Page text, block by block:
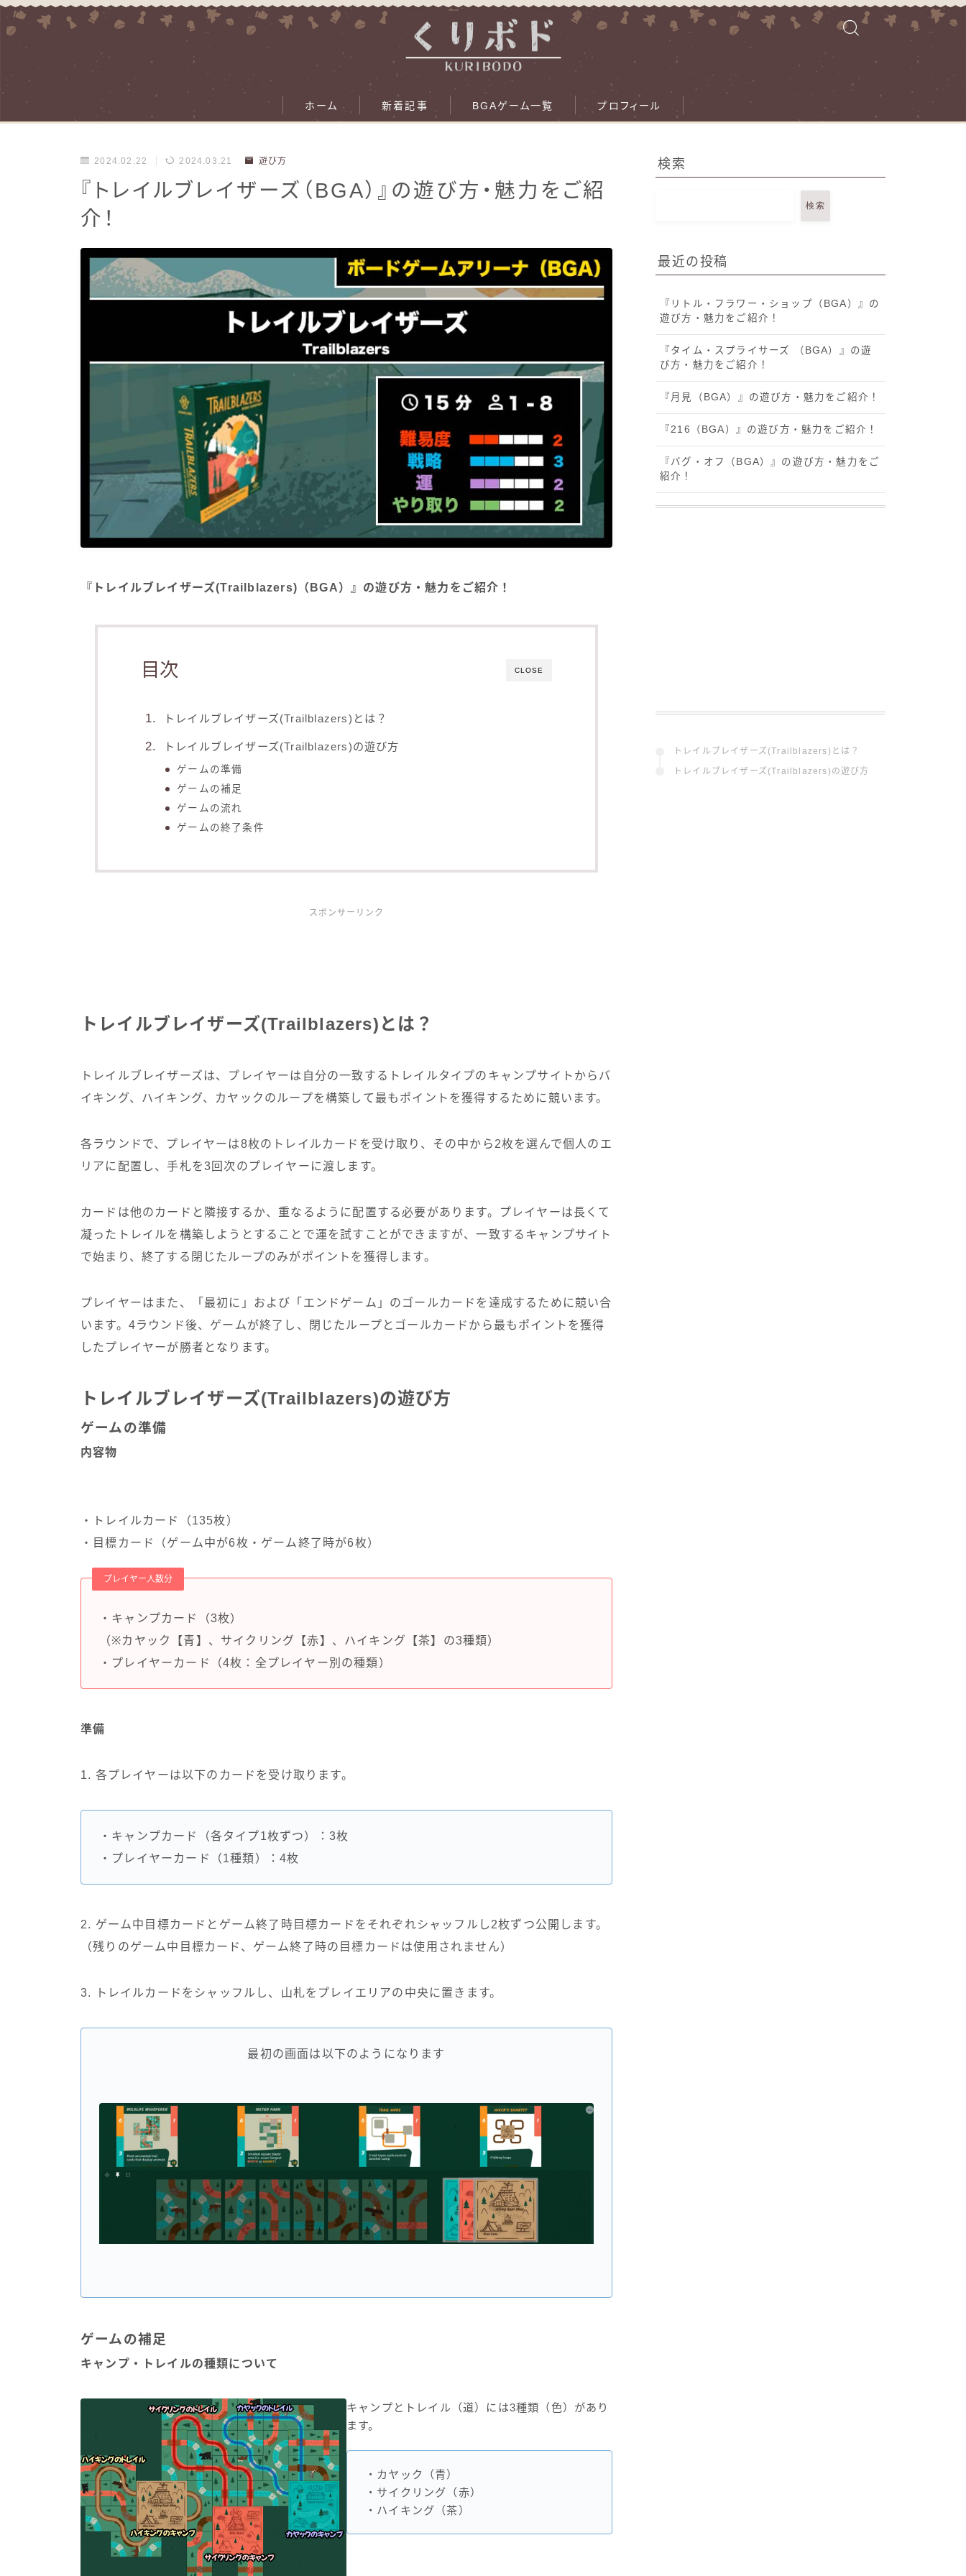
ホーム 新着記事 BGAゲーム一覧 プロフィール
2024.02.22 2024.03.21 遊び方
『トレイルブレイザーズ（BGA）』の遊び方・魅力をご紹
介！
『トレイルブレイザーズ(Trailblazers)（BGA）』の遊び方・魅力をご紹介！
CLOSE
目次
トレイルブレイザーズ(Trailblazers)とは？
トレイルブレイザーズ(Trailblazers)の遊び方
ゲームの準備
ゲームの補足
ゲームの流れ
ゲームの終了条件
スポンサーリンク
トレイルブレイザーズ(Trailblazers)とは？
トレイルブレイザーズは、プレイヤーは自分の一致するトレイルタイプのキャンプサイトからバ
イキング、ハイキング、カヤックのループを構築して最もポイントを獲得するために競います。
各ラウンドで、プレイヤーは8枚のトレイルカードを受け取り、その中から2枚を選んで個人のエ
リアに配置し、手札を3回次のプレイヤーに渡します。
カードは他のカードと隣接するか、重なるように配置する必要があります。プレイヤーは長くて
凝ったトレイルを構築しようとすることで運を試すことができますが、一致するキャンプサイト
で始まり、終了する閉じたループのみがポイントを獲得します。
プレイヤーはまた、「最初に」および「エンドゲーム」のゴールカードを達成するために競い合
います。4ラウンド後、ゲームが終了し、閉じたループとゴールカードから最もポイントを獲得
したプレイヤーが勝者となります。
トレイルブレイザーズ(Trailblazers)の遊び方
ゲームの準備
内容物
・トレイルカード（135枚）
・目標カード（ゲーム中が6枚・ゲーム終了時が6枚）
プレイヤー人数分
・キャンプカード（3枚）
（※カヤック【青】、サイクリング【赤】、ハイキング【茶】の3種類）
・プレイヤーカード（4枚：全プレイヤー別の種類）
準備
1. 各プレイヤーは以下のカードを受け取ります。
・キャンプカード（各タイプ1枚ずつ）：3枚
・プレイヤーカード（1種類）：4枚
2. ゲーム中目標カードとゲーム終了時目標カードをそれぞれシャッフルし2枚ずつ公開します。
（残りのゲーム中目標カード、ゲーム終了時の目標カードは使用されません）
3. トレイルカードをシャッフルし、山札をプレイエリアの中央に置きます。
最初の画面は以下のようになります
ゲームの補足
キャンプ・トレイルの種類について
キャンプとトレイル（道）には3種類（色）があり
ます。
・カヤック（青）
・サイクリング（赤）
・ハイキング（茶）
検索
検索
最近の投稿
『リトル・フラワー・ショップ（BGA）』の
遊び方・魅力をご紹介！
『タイム・スプライサーズ （BGA）』の遊
び方・魅力をご紹介！
『月見（BGA）』の遊び方・魅力をご紹介！
『216（BGA）』の遊び方・魅力をご紹介！
『バグ・オフ（BGA）』の遊び方・魅力をご
紹介！
トレイルブレイザーズ(Trailblazers)とは？
トレイルブレイザーズ(Trailblazers)の遊び方